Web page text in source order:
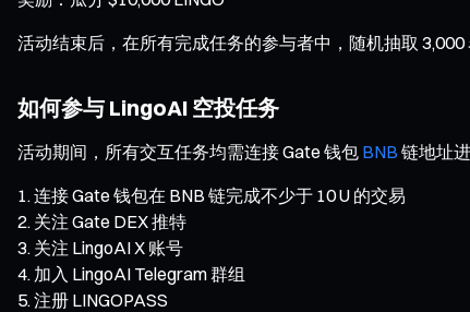
活动结束后，在所有完成任务的参与者中，随机抽取 3,000
如何参与 LingoAI 空投任务
活动期间，所有交互任务均需连接 Gate 钱包 BNB 链地址
连接 Gate 钱包在 BNB 链完成不少于 10 U 的交易
关注 Gate DEX 推特
关注 LingoAI X 账号
加入 LingoAI Telegram 群组
注册 LINGOPASS